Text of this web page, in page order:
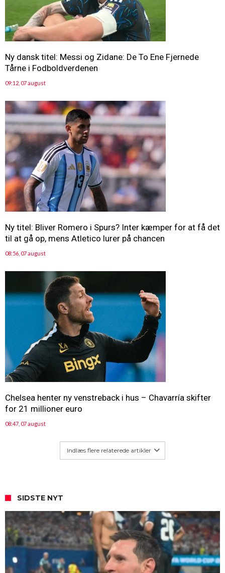
Ny dansk titel: Messi og Zidane: De To Ene Fjernede
Tårne i Fodboldverdenen
09:12, 07 august
Ny titel: Bliver Romero i Spurs? Inter kæmper for at få det
til at gå op, mens Atletico lurer på chancen
08:56, 07 august
Chelsea henter ny venstreback i hus – Chavarría skifter
for 21 millioner euro
08:47, 07 august
Indlæs flere relaterede artikler
SIDSTE NYT